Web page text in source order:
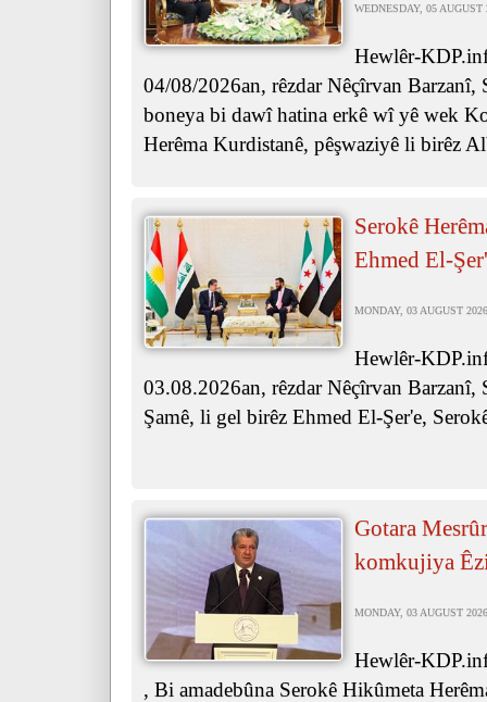
WEDNESDAY, 05 AUGUST
Hewlêr-
04/08/2026an, rêzdar Nêçîrvan Barzanî,
boneya bi dawî hatina erkê wî yê wek
Herêma Kurdistanê, pêşwaziyê li birêz
Serokê
Ehmed El-
MONDAY, 03 AUGUST
Hewlêr-
03.08.2026an, rêzdar Nêçîrvan Barzanî,
Şamê, li gel birêz Ehmed El-Şer'e,
Gotara
komkujiya
MONDAY, 03 AUGUST
Hewlêr-
, Bi amadebûna Serokê Hikûmeta